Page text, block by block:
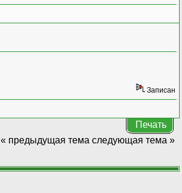
Записан
Печать
« предыдущая тема следующая тема »